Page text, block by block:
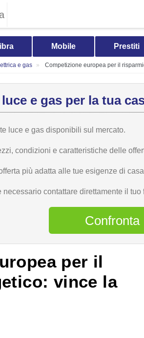
Mobile Prestiti
e gas Competizione europea per il
e gas per la tua
luce e gas disponibili sul mercato.
condizioni e caratteristiche delle
più adatta alle tue esigenze di
contattare direttamente il tuo
Confronta
per il
vince la